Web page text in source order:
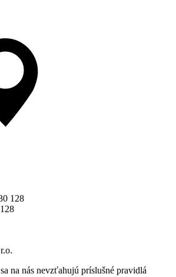
128
na nás nevzťahujú príslušné pravidlá